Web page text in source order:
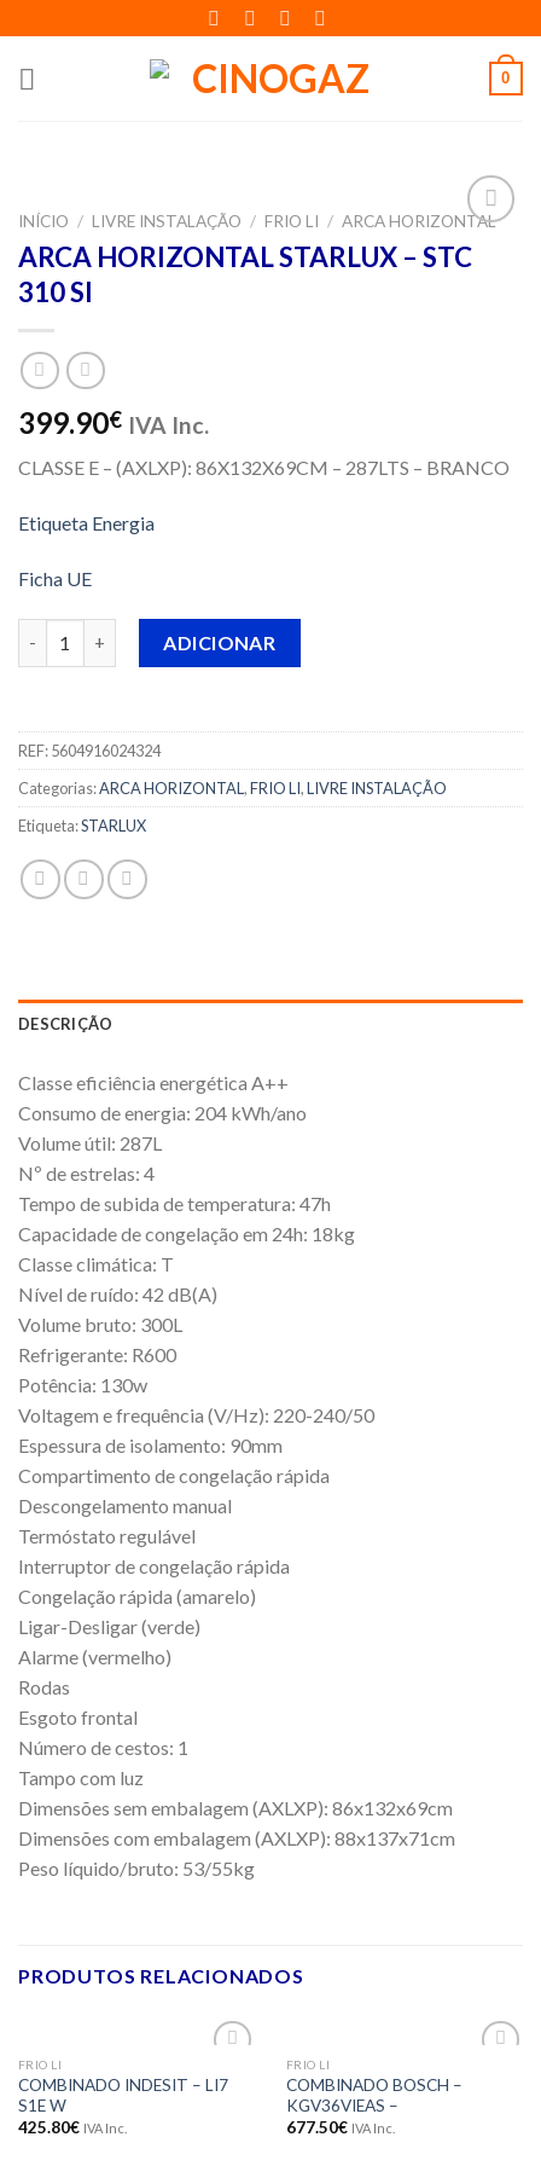
to
content
0
Adicionar
aos meus
INÍCIO / LIVRE INSTALAÇÃO / FRIO LI / ARCA HORIZONTAL
ARCA HORIZONTAL STARLUX – STC
310 SI
399.90€ IVA Inc.
CLASSE E – (AXLXP): 86X132X69CM – 287LTS – BRANCO
Etiqueta Energia
Ficha UE
ADICIONAR
REF:5604916024324
Categorias:ARCA HORIZONTAL ,FRIO LI,LIVRE INSTALAÇÃO
Etiqueta:STARLUX
DESCRIÇÃO
Classe eficiência energética A++
Consumo de energia: 204 kWh/ano
Volume útil: 287L
Nº de estrelas: 4
Tempo de subida de temperatura: 47h
Capacidade de congelação em 24h: 18kg
Classe climática: T
Nível de ruído: 42 dB(A)
Volume bruto: 300L
Refrigerante: R600
Potência: 130w
Voltagem e frequência (V/Hz): 220-240/50
Espessura de isolamento: 90mm
Compartimento de congelação rápida
Descongelamento manual
Termóstato regulável
Interruptor de congelação rápida
Congelação rápida (amarelo)
Ligar-Desligar (verde)
Alarme (vermelho)
Rodas
Esgoto frontal
Número de cestos: 1
Tampo com luz
Dimensões sem embalagem (AXLXP): 86x132x69cm
Dimensões com embalagem (AXLXP): 88x137x71cm
Peso líquido/bruto: 53/55kg
PRODUTOS RELACIONADOS
aos meus
FRIO LI
COMBINADO INDESIT – LI7
S1E W
425.80€ IVA Inc.
aos meus
FRIO LI
COMBINADO BOSCH –
KGV36VIEAS –
677.50€ IVA Inc.